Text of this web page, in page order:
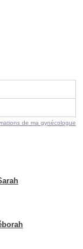
de ma gynécologue